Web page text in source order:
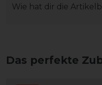
Wie hat dir die
Das perfekte